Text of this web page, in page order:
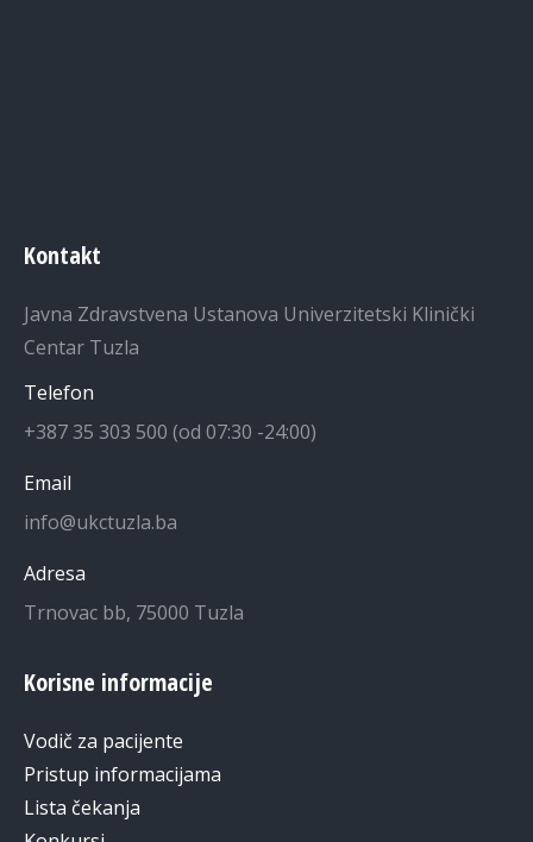
Kontakt
Javna Zdravstvena Ustanova Univerzitetski Klinički
Centar Tuzla
Telefon
+387 35 303 500 (od 07:30 -24:00)
Email
info@ukctuzla.ba
Adresa
Trnovac bb, 75000 Tuzla
Korisne informacije
Vodič za pacijente
Pristup informacijama
Lista čekanja